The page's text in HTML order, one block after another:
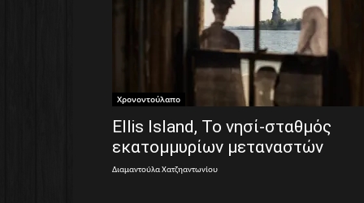
Χρονοντούλαπο
Ellis Island, Το νησί-σταθμός
εκατομμυρίων μεταναστών
Διαμαντούλα Χατζηαντωνίου